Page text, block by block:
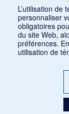
L’utilisation de
personnaliser
obligatoires
du site Web,
préférences.
utilisation de